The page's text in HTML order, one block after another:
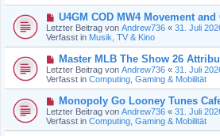
t
a
g
B
e
i
t
a
g
N
e
u
e
B
e
i
t
a
g
U4GM COD MW4 Movement
Letzter Beitrag von Andrew736 « 31. Juli
Verfasst in Musik, TV & Kino
N
e
u
e
B
e
i
t
Master MLB The Show 26
Letzter Beitrag von Andrew736 « 31. Juli
Verfasst in Computing, Gaming & Mobilität
N
e
u
e
Monopoly Go Looney Tunes
Letzter Beitrag von Andrew736 « 31. Juli
Verfasst in Computing, Gaming & Mobilität